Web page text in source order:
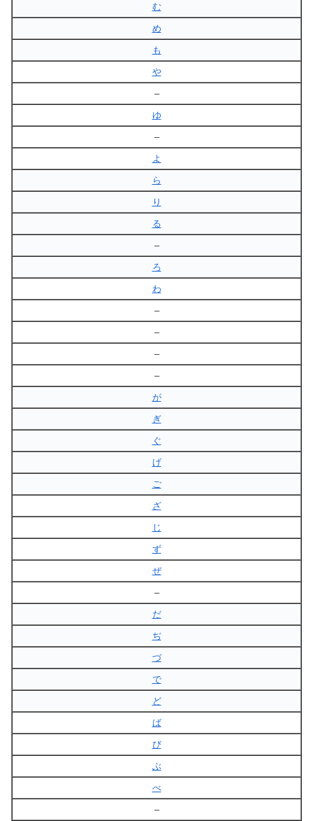
む
め
も
や
–
ゆ
–
よ
ら
り
る
–
ろ
わ
–
–
–
–
が
ぎ
ぐ
げ
ご
ざ
じ
ず
ぜ
–
だ
ぢ
づ
で
ど
ば
び
ぶ
べ
–